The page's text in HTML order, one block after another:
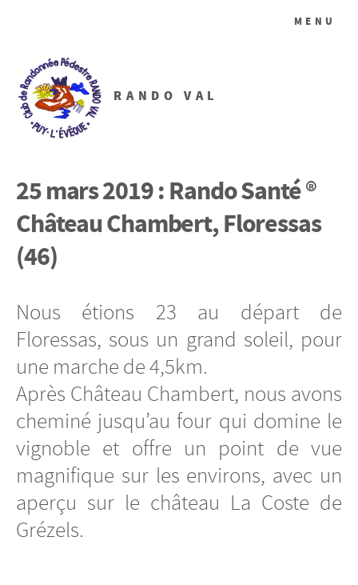
RANDO VAL
MENU
25 mars 2019 : Rando Santé ®
Château Chambert, Floressas
(46)
Nous étions 23 au départ de
Floressas, sous un grand soleil, pour
une marche de 4,5km.
Après Château Chambert, nous avons
cheminé jusqu’au four qui domine le
vignoble et offre un point de vue
magnifique sur les environs, avec un
aperçu sur le château La Coste de
Grézels.